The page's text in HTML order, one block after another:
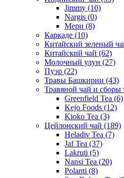
Jimmy (10)
Nargis (0)
Мери (8)
Каркаде (10)
Китайский зеленый
Китайский чай (62)
Молочный улун (27)
Пуэр (22)
Травы Башкирии (43)
Травяной чай и сборы
Greenfield Tea (6)
Kejo Foods (12)
Kioko Tea (3)
Цейлонский чай (189)
Heladiv Tea (7)
Jaf Tea (37)
Lakruti (5)
Nansi Tea (20)
Polanti (8)